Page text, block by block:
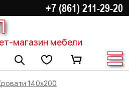
+7 (861) 211-29-20
магазин мебели
Кровати 140х200